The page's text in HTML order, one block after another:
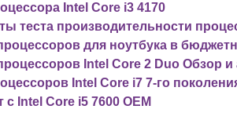
Intel Core i3 4170
теста производительности
для ноутбука в
Intel Core 2 Duo Обзор и
Intel Core i7 7-го
Intel Core i5 7600 OEM